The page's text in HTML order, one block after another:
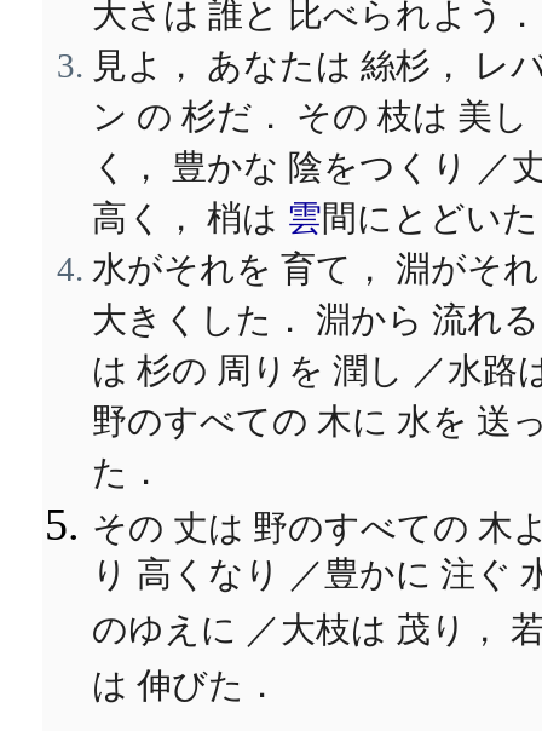
大さは 誰と 比べられよう．
見よ， あなたは 絲杉， レ
ン の 杉だ． その 枝は 美し
く， 豊かな 陰をつくり ／
高く， 梢は 雲間にとどい
水がそれを 育て， 淵がそ
大きくした． 淵から 流れ
は 杉の 周りを 潤し ／水路
野のすべての 木に 水を 送
た．
その 丈は 野のすべての 木
り 高くなり ／豊かに 注ぐ
のゆえに ／大枝は 茂り，
は 伸びた．